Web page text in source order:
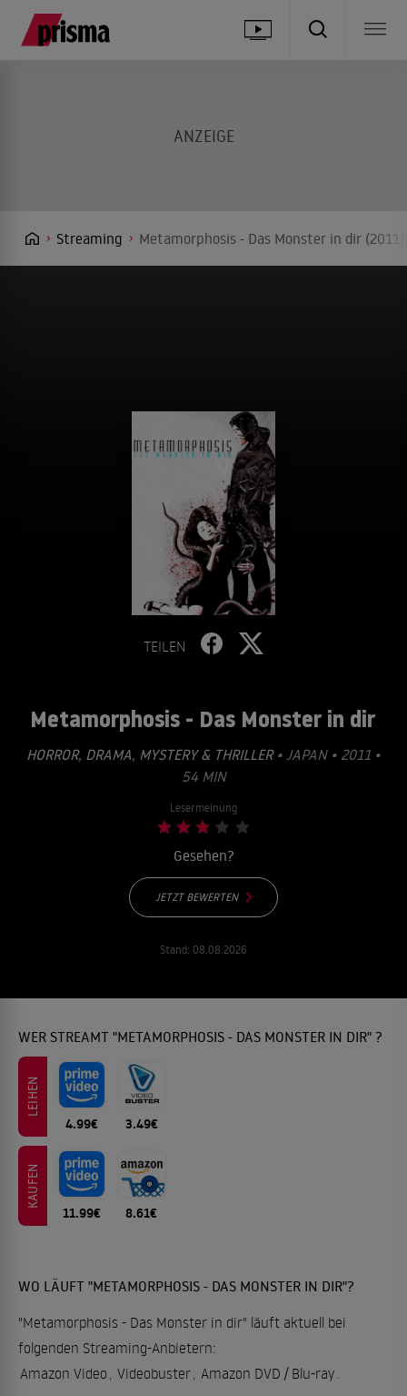
Streaming Metamorphosis - Das Monster in dir
TEILEN
Metamorphosis - Das Monster in dir
HORROR, DRAMA, MYSTERY & THRILLER• JAPAN • 2011 •
54 MIN
Lesermeinung
Gesehen?
JETZT BEWERTEN
Stand: 08.08.2026
WER STREAMT "METAMORPHOSIS - DAS MONSTER IN DIR" ?
LEIHEN
4.99€ 3.49€
KAUFEN
11.99€ 8.61€
WO LÄUFT "METAMORPHOSIS - DAS MONSTER IN DIR"?
"Metamorphosis - Das Monster in dir" läuft aktuell bei
folgenden Streaming-Anbietern:
Amazon Video , Videobuster, Amazon DVD / Blu-ray.